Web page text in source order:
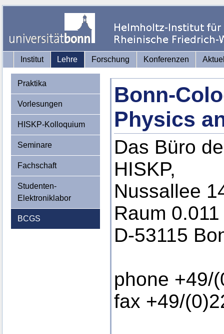
Institut Lehre Forschung Konferenzen
Praktika
Vorlesungen
HISKP-Kolloquium
Seminare
Fachschaft
Studenten-
Elektroniklabor
BCGS
Bonn-
Physics
Das Büro
HISKP,
Nussallee
Raum
D-53115
phone +49/
fax +49/